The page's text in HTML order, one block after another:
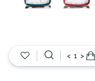
< >